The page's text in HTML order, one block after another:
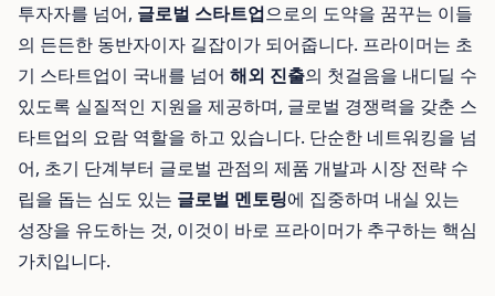
투자자를 넘어, 글로벌 스타트업으로의 도약을 꿈꾸는 이들
의 든든한 동반자이자 길잡이가 되어줍니다. 프라이머는 초
기 스타트업이 국내를 넘어 해외 진출의 첫걸음을 내디딜 수
있도록 실질적인 지원을 제공하며, 글로벌 경쟁력을 갖춘 스
타트업의 요람 역할을 하고 있습니다. 단순한 네트워킹을 넘
어, 초기 단계부터 글로벌 관점의 제품 개발과 시장 전략 수
립을 돕는 심도 있는 글로벌 멘토링에 집중하며 내실 있는
성장을 유도하는 것, 이것이 바로 프라이머가 추구하는 핵심
가치입니다.